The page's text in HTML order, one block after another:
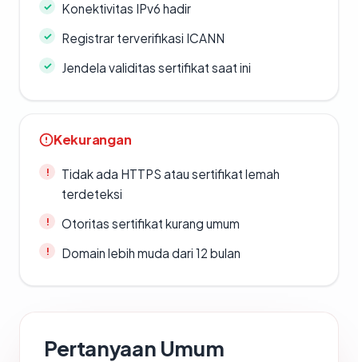
Konektivitas IPv6 hadir
Registrar terverifikasi ICANN
Jendela validitas sertifikat saat ini
Kekurangan
Tidak ada HTTPS atau sertifikat lemah
terdeteksi
Otoritas sertifikat kurang umum
Domain lebih muda dari 12 bulan
Pertanyaan Umum